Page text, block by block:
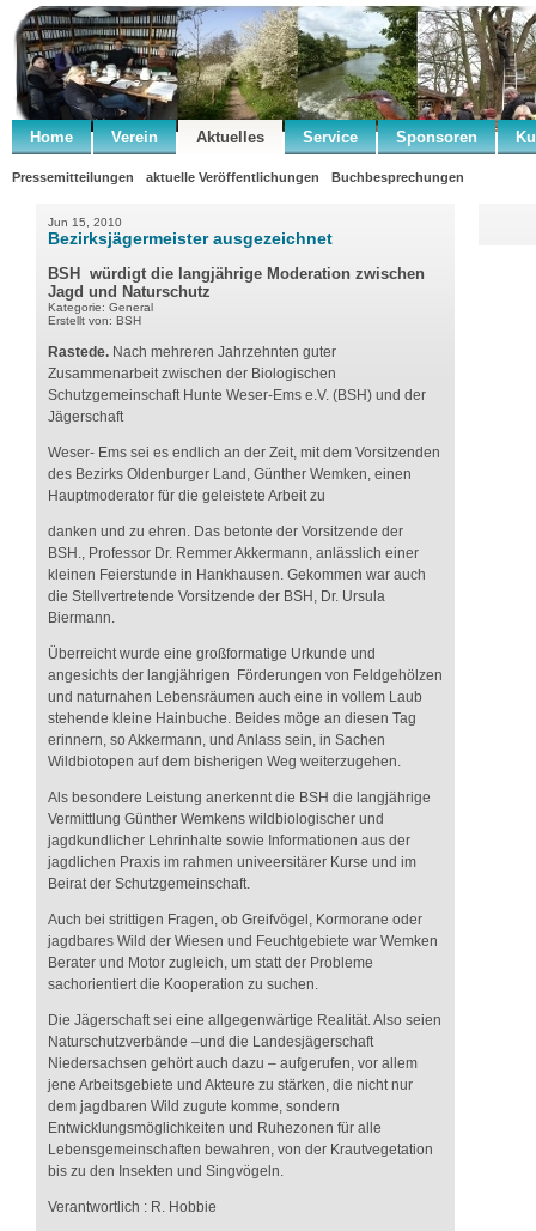
Home Verein Aktuelles Service Sponsoren
Pressemitteilungen aktuelle Veröffentlichungen Buchbesprechungen
Jun 15, 2010
Bezirksjägermeister ausgezeichnet
BSH würdigt die langjährige Moderation zwischen
Jagd und Naturschutz
Kategorie: General
Erstellt von: BSH
Rastede. Nach mehreren Jahrzehnten guter
Zusammenarbeit zwischen der Biologischen
Schutzgemeinschaft Hunte Weser-Ems e.V. (BSH) und der
Jägerschaft
Weser- Ems sei es endlich an der Zeit, mit dem Vorsitzenden
des Bezirks Oldenburger Land, Günther Wemken, einen
Hauptmoderator für die geleistete Arbeit zu
danken und zu ehren. Das betonte der Vorsitzende der
BSH., Professor Dr. Remmer Akkermann, anlässlich einer
kleinen Feierstunde in Hankhausen. Gekommen war auch
die Stellvertretende Vorsitzende der BSH, Dr. Ursula
Biermann.
Überreicht wurde eine großformatige Urkunde und
angesichts der langjährigen Förderungen von Feldgehölzen
und naturnahen Lebensräumen auch eine in vollem Laub
stehende kleine Hainbuche. Beides möge an diesen Tag
erinnern, so Akkermann, und Anlass sein, in Sachen
Wildbiotopen auf dem bisherigen Weg weiterzugehen.
Als besondere Leistung anerkennt die BSH die langjährige
Vermittlung Günther Wemkens wildbiologischer und
jagdkundlicher Lehrinhalte sowie Informationen aus der
jagdlichen Praxis im rahmen univeersitärer Kurse und im
Beirat der Schutzgemeinschaft.
Auch bei strittigen Fragen, ob Greifvögel, Kormorane oder
jagdbares Wild der Wiesen und Feuchtgebiete war Wemken
Berater und Motor zugleich, um statt der Probleme
sachorientiert die Kooperation zu suchen.
Die Jägerschaft sei eine allgegenwärtige Realität. Also seien
Naturschutzverbände –und die Landesjägerschaft
Niedersachsen gehört auch dazu – aufgerufen, vor allem
jene Arbeitsgebiete und Akteure zu stärken, die nicht nur
dem jagdbaren Wild zugute komme, sondern
Entwicklungsmöglichkeiten und Ruhezonen für alle
Lebensgemeinschaften bewahren, von der Krautvegetation
bis zu den Insekten und Singvögeln.
Verantwortlich : R. Hobbie